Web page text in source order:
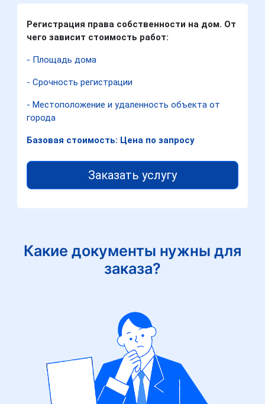
Регистрация права собственности на дом. От
чего зависит стоимость работ:
- Площадь дома
- Срочность регистрации
- Местоположение и удаленность объекта от
города
Базовая стоимость: Цена по запросу
Заказать услугу
Какие документы нужны для
заказа?